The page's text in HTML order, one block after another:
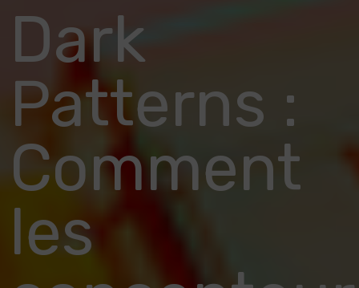
Dark
Patterns :
Comment
les